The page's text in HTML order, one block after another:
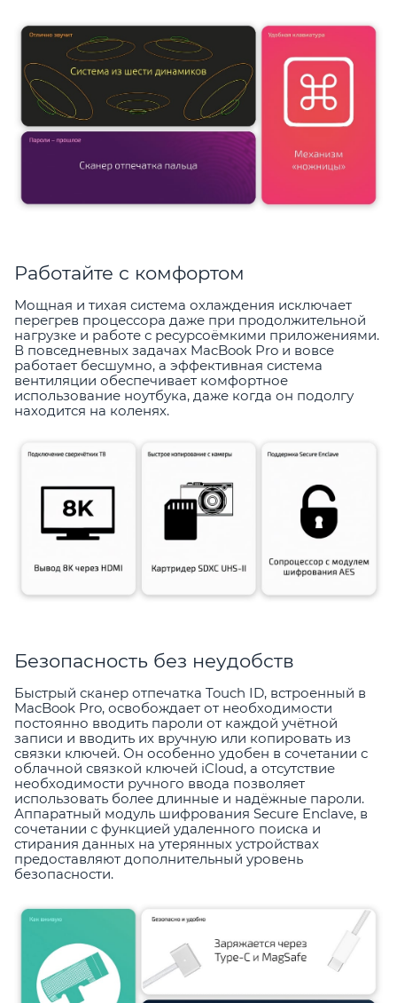
Работайте с комфортом
Мощная и тихая система охлаждения исключает
перегрев процессора даже при продолжительной
нагрузке и работе с ресурсоёмкими приложениями.
В повседневных задачах MacBook Pro и вовсе
работает бесшумно, а эффективная система
вентиляции обеспечивает комфортное
использование ноутбука, даже когда он подолгу
находится на коленях.
Безопасность без неудобств
Быстрый сканер отпечатка Touch ID, встроенный в
MacBook Pro, освобождает от необходимости
постоянно вводить пароли от каждой учётной
записи и вводить их вручную или копировать из
связки ключей. Он особенно удобен в сочетании с
облачной связкой ключей iCloud, а отсутствие
необходимости ручного ввода позволяет
использовать более длинные и надёжные пароли.
Аппаратный модуль шифрования Secure Enclave, в
сочетании с функцией удаленного поиска и
стирания данных на утерянных устройствах
предоставляют дополнительный уровень
безопасности.